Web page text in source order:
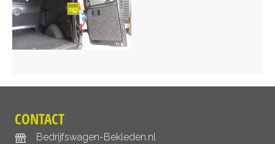
CONTACT
Bedrijfswagen-Bekleden.nl